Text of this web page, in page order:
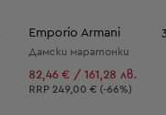
Emporio Armani
Дамски маратонки
82,46 € / 161,28 лв.
Препоръчителна цена:
RRP 249,00 € (-66%)